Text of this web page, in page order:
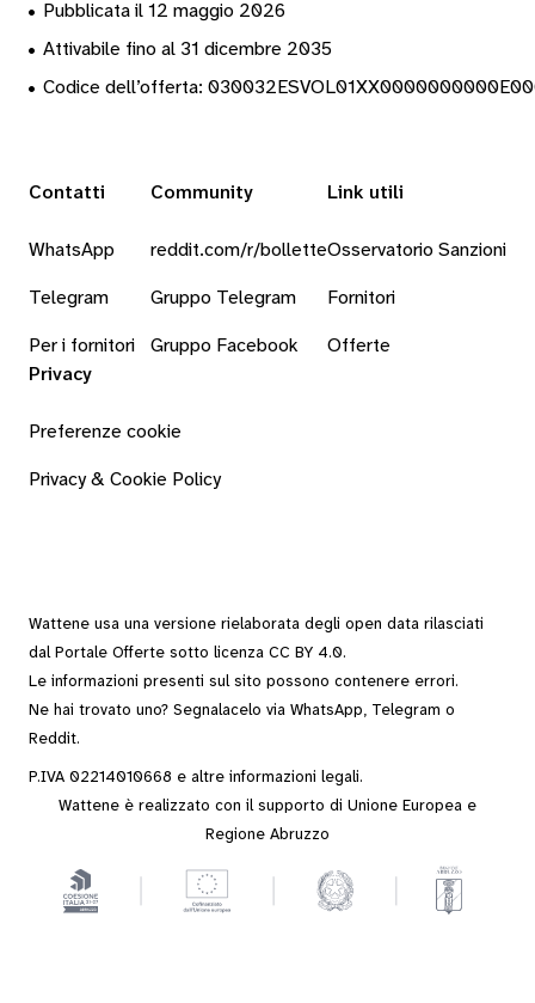
• Pubblicata il 12 maggio 2026
• Attivabile fino al 31 dicembre 2035
• Codice dell’offerta:
Contatti
WhatsApp
Telegram
Per i fornitori
Community
reddit.com/r/bollette
Gruppo Telegram
Gruppo Facebook
Link utili
Osservatorio Sanzioni
Fornitori
Offerte
Privacy
Preferenze cookie
Privacy & Cookie Policy
Wattene usa una versione rielaborata degli open data rilasciati
dal Portale Offerte sotto licenza CC BY 4.0.
Le informazioni presenti sul sito possono contenere errori.
Ne hai trovato uno? Segnalacelo via WhatsApp, Telegram o
Reddit.
P.IVA 02214010668 e altre informazioni legali.
Wattene è realizzato con il supporto di Unione Europea e
Regione Abruzzo